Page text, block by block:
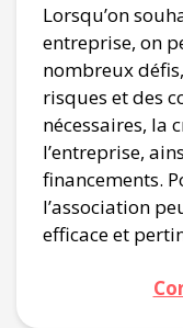
Lorsqu’on
entreprise, on
nombreux
risques et des
nécessaires, la
l’entreprise,
financements.
l’association
efficace et